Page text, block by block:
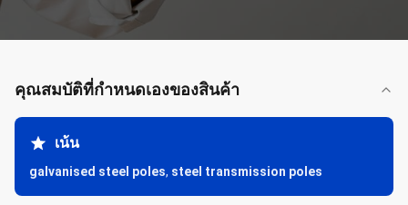
คุณสมบัติที่กําหนดเองของสินค้า
เน้น
galvanised steel poles, steel transmission poles